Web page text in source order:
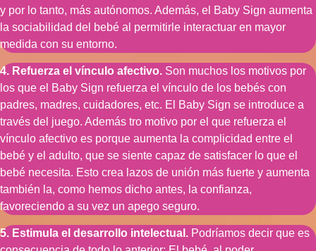
y por lo tanto, más autónomos. Además, el Baby Sign aumenta
la sociabilidad del bebé al permitirle interactuar en mayor
medida con su entorno.
4. Refuerza el vínculo afectivo. Son muchos los motivos por
los que el Baby Sign refuerza el vínculo de los bebés con
padres, madres, cuidadores, etc. El Baby Sign se introduce a
través del juego. Además tro motivo por el que refuerza el
vínculo afectivo es porque aumenta la complicidad entre el
bebé y el adulto, que se siente capaz de satisfacer lo que el
bebé necesita. Esto crea lazos de unión más fuerte y aumenta
también la, como hemos dicho antes, la confianza,
favoreciendo a su vez un apego seguro.
5. Estimula el desarrollo intelectual. Podríamos decir que es